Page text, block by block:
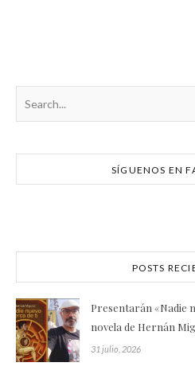
SÍGUENOS EN
POSTS
Presentarán «Nadie
novela de Hernán
31 julio, 2026